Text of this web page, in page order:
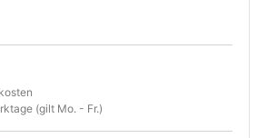
(gilt Mo. - Fr.)